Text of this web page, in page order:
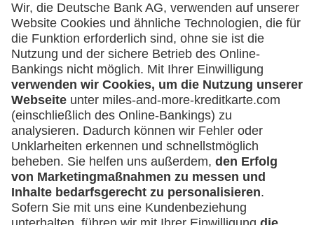
Service
Häufige Fragen
Downloadcenter
Kontakt
Mehr
Kreditkarten-Banking